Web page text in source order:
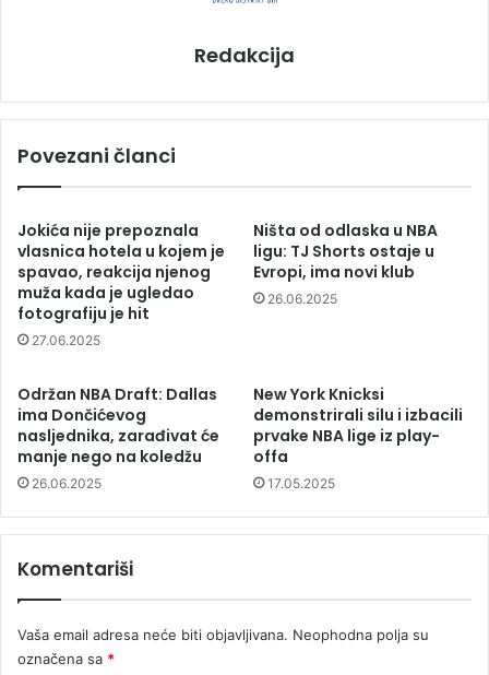
Redakcija
Povezani članci
Jokića nije prepoznala
vlasnica hotela u kojem je
spavao, reakcija njenog
muža kada je ugledao
fotografiju je hit
27.06.2025
Ništa od odlaska u NBA
ligu: TJ Shorts ostaje u
Evropi, ima novi klub
26.06.2025
Održan NBA Draft: Dallas
ima Dončićevog
nasljednika, zarađivat će
manje nego na koledžu
26.06.2025
New York Knicksi
demonstrirali silu i izbacili
prvake NBA lige iz play-
offa
17.05.2025
Komentariši
Vaša email adresa neće biti objavljivana. Neophodna polja su
označena sa *